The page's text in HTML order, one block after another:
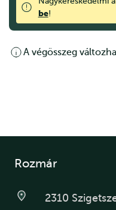
be!
A végösszeg
Rozmár
2310